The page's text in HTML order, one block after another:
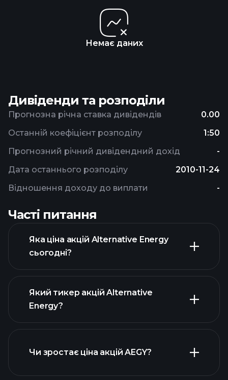
Немає даних
Дивіденди та розподіли
Прогнозна річна ставка дивідендів 0.00
Прогнозний річний дивідендний дохід -
Відношення доходу до виплати -
Останній коефіцієнт розподілу 1:50
Дата останнього розподілу 2010-11-24
Часті питання
Яка ціна акцій Alternative Energy
сьогодні?
розширеній
Який тикер акцій Alternative
Energy?
Чи зростає ціна акцій AEGY?